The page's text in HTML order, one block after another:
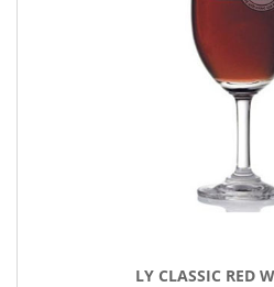
LY CLASSIC RED